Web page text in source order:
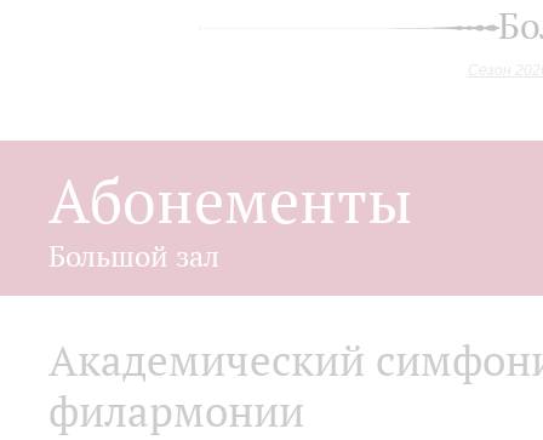
Сезон
Абонементы
Большой зал
Академический
филармонии